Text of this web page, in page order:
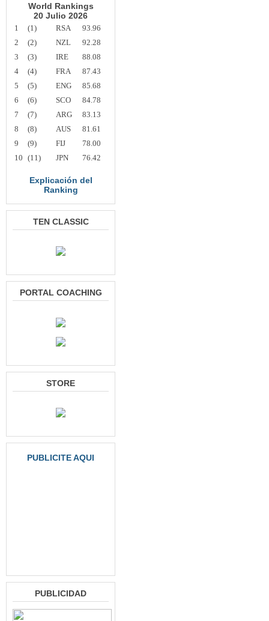
World Rankings
20 Julio 2026
1 (1) RSA
93.96
2
(2) NZL
92.28
3
(3) IRE
88.08
4
(4) FRA
87.43
5
(5) ENG
85.68
6
(6) SCO
84.78
7
(7) ARG
83.13
8
(8) AUS
81.61
9
(9) FIJ
78.00
10 (11) JPN 76.42
Explicación del
Ranking
TEN CLASSIC
PORTAL COACHING
STORE
PUBLICITE AQUI
PUBLICIDAD